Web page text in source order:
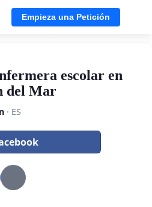
Empieza una Petición
escolar en
del Mar
· ES